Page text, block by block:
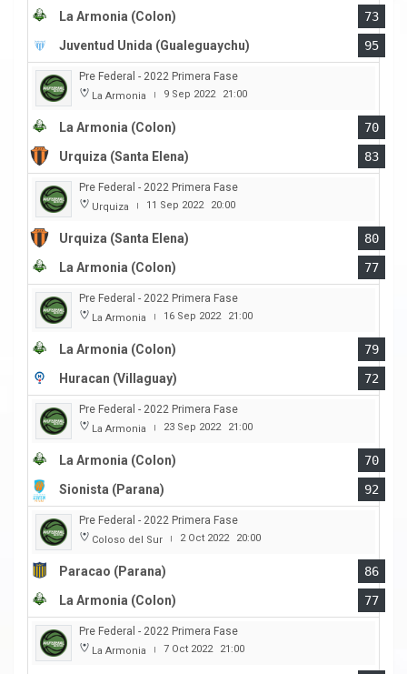
La Armonia (Colon)
73
Juventud Unida (Gualeguaychu)
95
Pre Federal - 2022 Primera Fase
La Armonia | 9 Sep 2022 21:00
La Armonia (Colon)
70
Urquiza (Santa Elena)
83
Pre Federal - 2022 Primera Fase
Urquiza | 11 Sep 2022 20:00
Urquiza (Santa Elena)
80
La Armonia (Colon)
77
Pre Federal - 2022 Primera Fase
La Armonia | 16 Sep 2022 21:00
La Armonia (Colon)
79
Huracan (Villaguay)
72
Pre Federal - 2022 Primera Fase
La Armonia | 23 Sep 2022 21:00
La Armonia (Colon)
70
Sionista (Parana)
92
Pre Federal - 2022 Primera Fase
Coloso del Sur | 2 Oct 2022 20:00
Paracao (Parana)
86
La Armonia (Colon)
77
Pre Federal - 2022 Primera Fase
La Armonia | 7 Oct 2022 21:00